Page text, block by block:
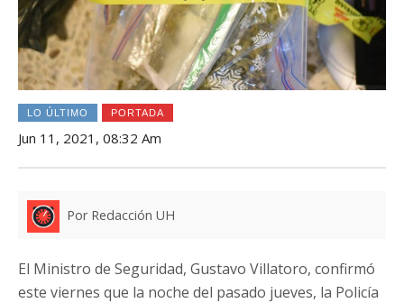
LO ÚLTIMO PORTADA
Jun 11, 2021, 08:32 Am
Por Redacción UH
El Ministro de Seguridad, Gustavo Villatoro, confirmó
este viernes que la noche del pasado jueves, la Policía